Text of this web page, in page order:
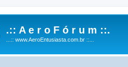
.:: A e r o F ó r u m ::.
...:: www.AeroEntusiasta.com.br ::...